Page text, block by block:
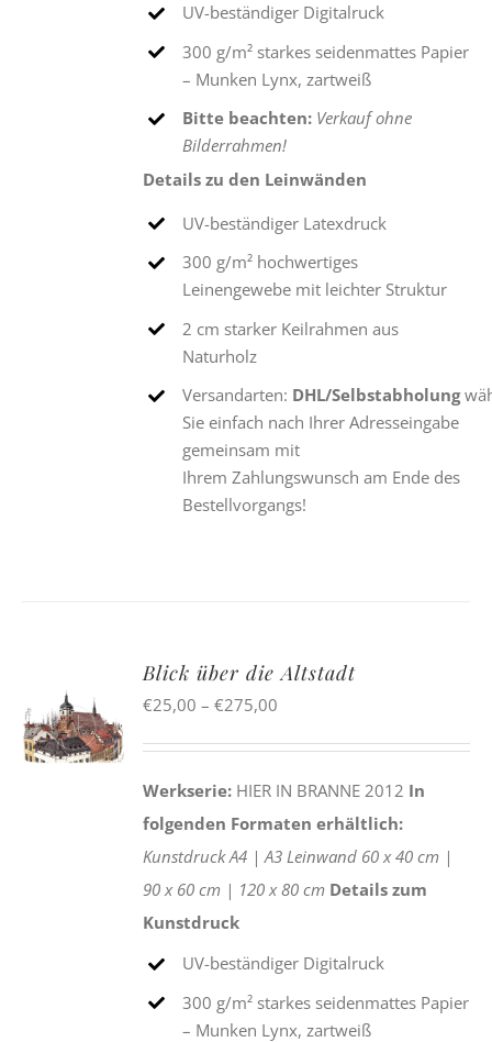
UV-beständiger Digitalruck
300 g/m² starkes seidenmattes Papier
– Munken Lynx, zartweiß
Bitte beachten: Verkauf ohne
Bilderrahmen!
Details zu den Leinwänden
UV-beständiger Latexdruck
300 g/m² hochwertiges
Leinengewebe mit leichter Struktur
2 cm starker Keilrahmen aus
Naturholz
Versandarten: DHL/Selbstabholung
Sie einfach nach Ihrer Adresseingabe
gemeinsam mit
Ihrem Zahlungswunsch am Ende des
Bestellvorgangs!
WÄHLEN
DIESES
PRODUKT
Blick über die Altstadt
€25,00 –€275,00
€275,00
Werkserie: HIER IN BRANNE 2012 In
folgenden Formaten erhältlich:
KunstdruckA4 |A3Leinwand 60 x 40 cm |
90 x 60 cm | 120 x 80 cm Details zum
Kunstdruck
UV-beständiger Digitalruck
300 g/m² starkes seidenmattes Papier
– Munken Lynx, zartweiß